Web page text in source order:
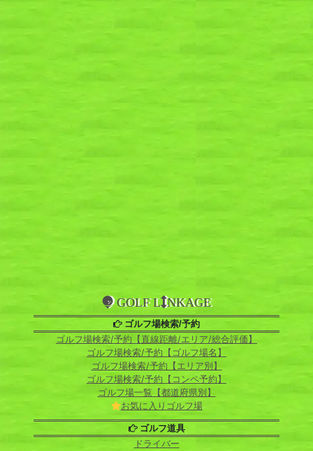
GOLF L NKAGE
ゴルフ場検索/予約
ゴルフ場検索/予約【直線距離/エリア/総合評価】
ゴルフ場検索/予約【ゴルフ場名】
ゴルフ場検索/予約【エリア別】
ゴルフ場検索/予約【コンペ予約】
ゴルフ場一覧【都道府県別】
お気に入りゴルフ場
ゴルフ道具
ドライバー